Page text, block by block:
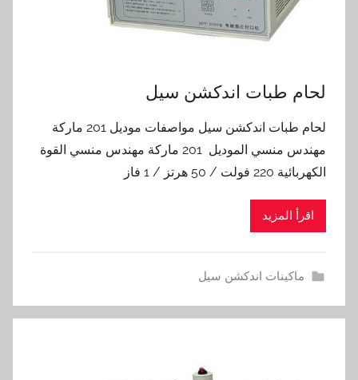
لحام طبات اندكشن سيل
لحام طبات اندكشن سيل مواصفات موديل 201 ماركة
مهندس منسي الموديل 201 ماركة مهندس منسي القوة
الكهربائية 220 فولت / 50 هرتز / 1 فاز
اقرأ المزيد
ماكينات اندكشن سيل